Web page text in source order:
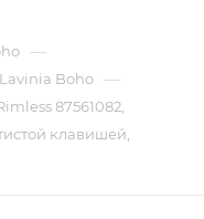
—
Boho —
87561082,
клавишей,